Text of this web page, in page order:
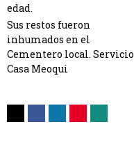
edad.
Sus restos fueron
inhumados en el
Cementero local. Servicio
Casa Meoqui